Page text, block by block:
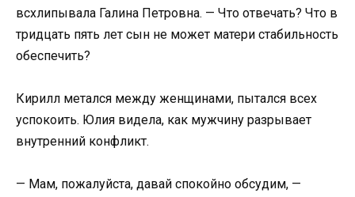
всхлипывала Галина Петровна. — Что отвечать? Что в
тридцать пять лет сын не может матери стабильность
обеспечить?
Кирилл метался между женщинами, пытался всех
успокоить. Юлия видела, как мужчину разрывает
внутренний конфликт.
— Мам, пожалуйста, давай спокойно обсудим, —